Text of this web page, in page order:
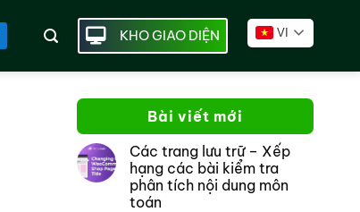
KHO GIAO DIỆN VI
Bài viết mới
Các trang lưu trữ – Xếp
hạng các bài kiểm tra
phân tích nội dung môn
toán